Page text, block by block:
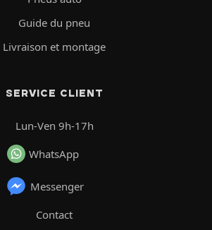
Guide du pneu
Livraison et montage
SERVICE CLIENT
Lun-Ven 9h-17h
WhatsApp
Messenger
Contact